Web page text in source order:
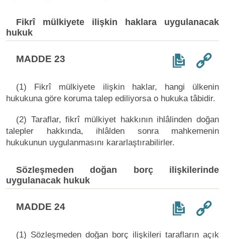
Fikrî mülkiyete ilişkin haklara uygulanacak
hukuk
MADDE 23
(1) Fikrî mülkiyete ilişkin haklar, hangi ülkenin
hukukuna göre koruma talep ediliyorsa o hukuka tâbidir.
(2) Taraflar, fikrî mülkiyet hakkının ihlâlinden doğan
talepler hakkında, ihlâlden sonra mahkemenin
hukukunun uygulanmasını kararlaştırabilirler.
Sözleşmeden doğan borç ilişkilerinde
uygulanacak hukuk
MADDE 24
(1) Sözleşmeden doğan borç ilişkileri tarafların açık